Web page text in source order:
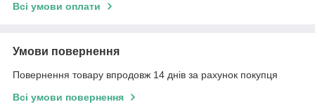
Всі умови оплати
Умови повернення
Повернення товару впродовж 14 днів за рахунок покупця
Всі умови повернення